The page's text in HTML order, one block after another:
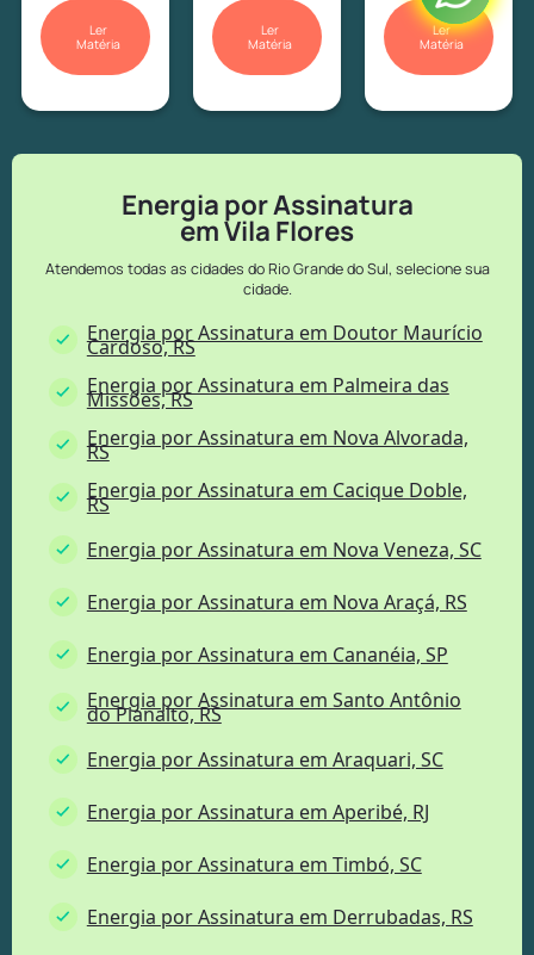
Ler
Matéria
Ler
Matéria
Ler
Matéria
Energia por Assinatura
em Vila Flores
Atendemos todas as cidades do Rio Grande do Sul, selecione sua
cidade.
Energia por Assinatura em Doutor Maurício
Cardoso, RS
Energia por Assinatura em Palmeira das
Missões, RS
Energia por Assinatura em Nova Alvorada,
RS
Energia por Assinatura em Cacique Doble,
RS
Energia por Assinatura em Nova Veneza, SC
Energia por Assinatura em Nova Araçá, RS
Energia por Assinatura em Cananéia, SP
Energia por Assinatura em Santo Antônio
do Planalto, RS
Energia por Assinatura em Araquari, SC
Energia por Assinatura em Aperibé, RJ
Energia por Assinatura em Timbó, SC
Energia por Assinatura em Derrubadas, RS